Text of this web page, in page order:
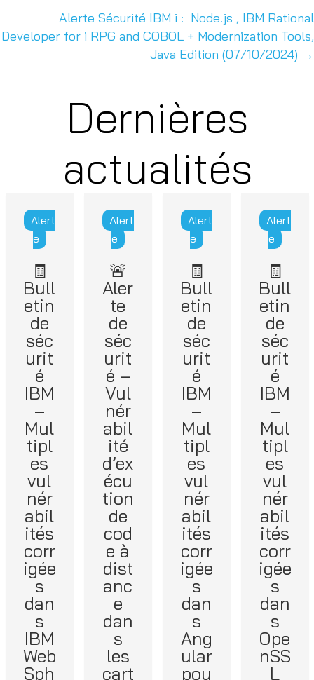
navigation
Alerte Sécurité IBM i : Node.js , IBM Rational
Developer for i RPG and COBOL + Modernization Tools,
Java Edition (07/10/2024) →
Dernières
actualités
Alert
e
🧾
Bull
etin
de
séc
urit
é
IBM
–
Mul
tipl
es
vul
nér
abil
ités
corr
igée
s
dan
s
IBM
Web
Sph
Alert
e
🚨
Aler
te
de
séc
urit
é –
Vul
nér
abil
ité
d’ex
écu
tion
de
cod
e à
dist
anc
e
dan
s
les
cart
Alert
e
🧾
Bull
etin
de
séc
urit
é
IBM
–
Mul
tipl
es
vul
nér
abil
ités
corr
igée
s
dan
s
Ang
ular
pou
Alert
e
🧾
Bull
etin
de
séc
urit
é
IBM
–
Mul
tipl
es
vul
nér
abil
ités
corr
igée
s
dan
s
Ope
nSS
L